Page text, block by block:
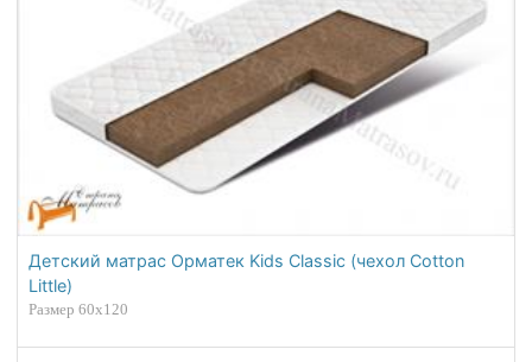
Детский матрас Орматек Kids Classic (чехол Cotton
Little)
Размер 60х120